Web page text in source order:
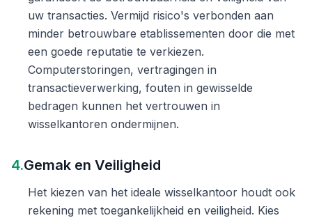
uw transacties. Vermijd risico's verbonden aan
minder betrouwbare etablissementen door die met
een goede reputatie te verkiezen.
Computerstoringen, vertragingen in
transactieverwerking, fouten in gewisselde
bedragen kunnen het vertrouwen in
wisselkantoren ondermijnen.
4.Gemak en Veiligheid
Het kiezen van het ideale wisselkantoor houdt ook
rekening met toegankelijkheid en veiligheid. Kies